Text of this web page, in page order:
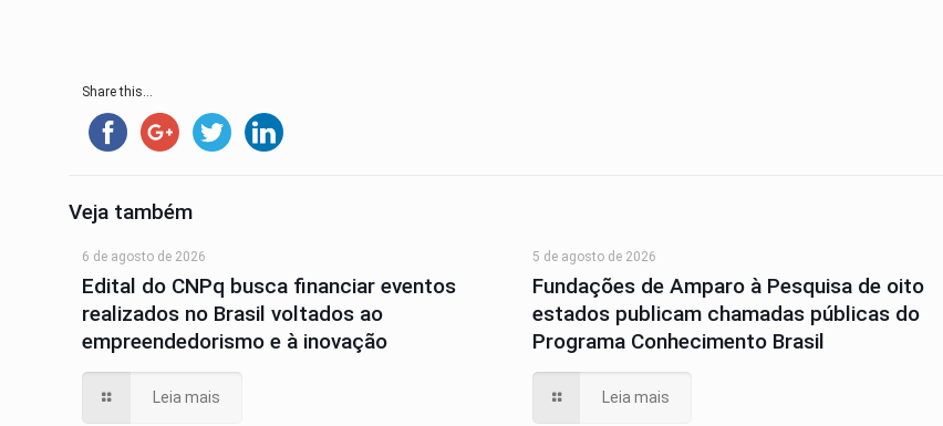
Share this...
Veja também
6 de agosto de 2026
Edital do CNPq busca financiar eventos
realizados no Brasil voltados ao
empreendedorismo e à inovação
Leia mais
5 de agosto de 2026
Fundações de Amparo à Pesquisa de oito
estados publicam chamadas públicas do
Programa Conhecimento Brasil
Leia mais